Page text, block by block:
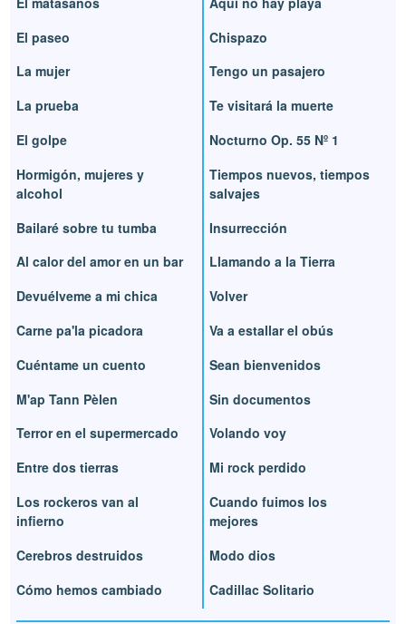
El paseo
La mujer
La prueba
El golpe
Hormigón, mujeres y
alcohol
Bailaré sobre tu tumba
Al calor del amor en un bar
Devuélveme a mi chica
Carne pa'la picadora
Cuéntame un cuento
M'ap Tann Pèlen
Terror en el supermercado
Entre dos tierras
Los rockeros van al
infierno
Cerebros destruidos
Cómo hemos cambiado
Chispazo
Tengo un pasajero
Te visitará la muerte
Nocturno Op. 55 Nº 1
Tiempos nuevos, tiempos
salvajes
Insurrección
Llamando a la Tierra
Volver
Va a estallar el obús
Sean bienvenidos
Sin documentos
Volando voy
Mi rock perdido
Cuando fuimos los
mejores
Modo dios
Cadillac Solitario